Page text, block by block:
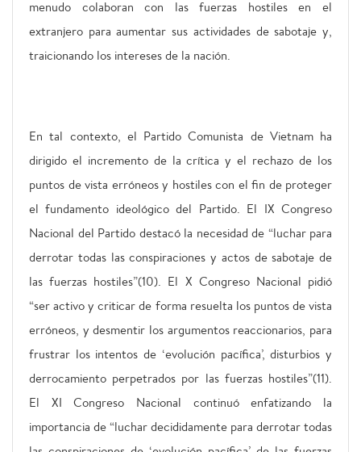
menudo colaboran con las fuerzas hostiles en el
extranjero para aumentar sus actividades de sabotaje y,
traicionando los intereses de la nación.
En tal contexto, el Partido Comunista de Vietnam ha
dirigido el incremento de la crítica y el rechazo de los
puntos de vista erróneos y hostiles con el fin de proteger
el fundamento ideológico del Partido. El IX Congreso
Nacional del Partido destacó la necesidad de “luchar para
derrotar todas las conspiraciones y actos de sabotaje de
las fuerzas hostiles”(10). El X Congreso Nacional pidió
“ser activo y criticar de forma resuelta los puntos de vista
erróneos, y desmentir los argumentos reaccionarios, para
frustrar los intentos de ‘evolución pacífica’, disturbios y
derrocamiento perpetrados por las fuerzas hostiles”(11).
El XI Congreso Nacional continuó enfatizando la
importancia de “luchar decididamente para derrotar todas